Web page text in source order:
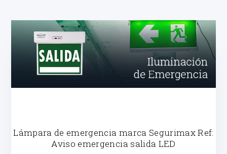
Lámpara de emergencia marca Segurimax Ref:
Aviso emergencia salida LED